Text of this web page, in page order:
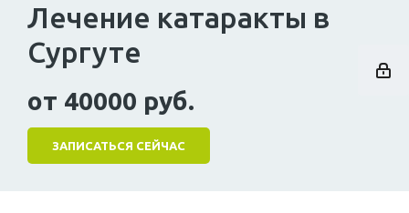
Лечение катаракты в
Сургуте
от 40000 руб.
ЗАПИСАТЬСЯ СЕЙЧАС